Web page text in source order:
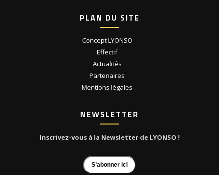
PLAN DU SITE
Concept LYONSO
Effectif
Actualités
Partenaires
Mentions légales
NEWSLETTER
Inscrivez-vous à la Newsletter de LYONSO !
S’abonner ici